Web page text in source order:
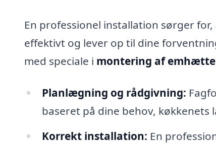
En professionel installation sørger
effektivt og lever op til dine
med speciale i montering af emhætte
Planlægning og rådgivning:
baseret på dine behov,
Korrekt installation: En